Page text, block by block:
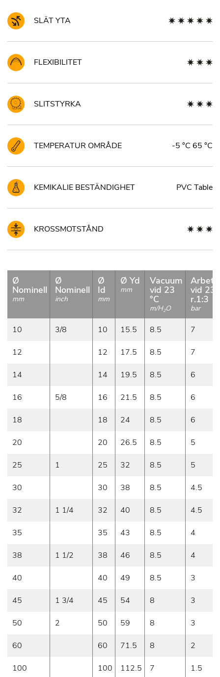
SLÄT YTA
FLEXIBILITET
SLITSTYRKA
TEMPERATUR OMRÅDE -5 °C 65 °C
KEMIKALIE BESTÄNDIGHET PVC Table
KROSSMOTSTÅND
Ø
Nominell
mm
Ø
Nominell
inch
Ø
Id
mm
Ø Yd
mm
Vacuum
vid 23
°C
m/H2O
vid 23
r.1:3
bar
10 3/8 10 15.5 8.5 7
12 12 17.5 8.5 7
14 14 19.5 8.5 6
16 5/8 16 21.5 8.5 6
18 18 24 8.5 6
20 20 26.5 8.5 5
25 1 25 32 8.5 5
30 30 38 8.5 4.5
32 1 1/4 32 40 8.5 4.5
35 35 43 8.5 4
38 1 1/2 38 46 8.5 4
40 40 49 8.5 3
45 1 3/4 45 54 8 3
50 2 50 59 8 3
60 60 71.5 8 2
100 100 112.5 7 1.5